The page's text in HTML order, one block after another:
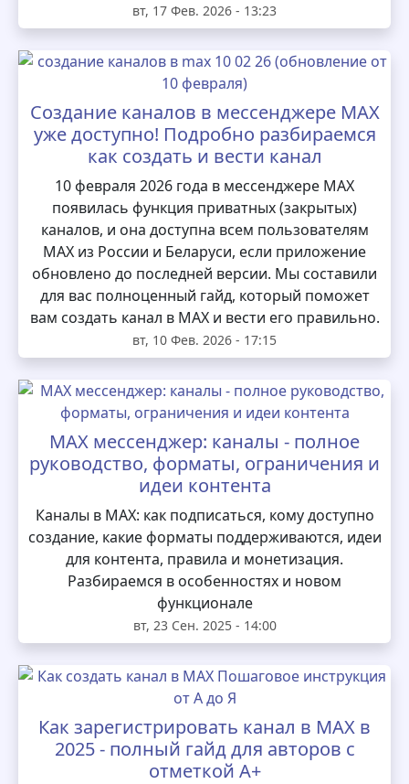
вт, 17 Фев. 2026 - 13:23
Создание каналов в мессенджере MAX
уже доступно! Подробно разбираемся
как создать и вести канал
10 февраля 2026 года в мессенджере MAX
появилась функция приватных (закрытых)
каналов, и она доступна всем пользователям
MAX из России и Беларуси, если приложение
обновлено до последней версии. Мы составили
для вас полноценный гайд, который поможет
вам создать канал в MAX и вести его правильно.
вт, 10 Фев. 2026 - 17:15
MAX мессенджер: каналы - полное
руководство, форматы, ограничения и
идеи контента
Каналы в MAX: как подписаться, кому доступно
создание, какие форматы поддерживаются, идеи
для контента, правила и монетизация.
Разбираемся в особенностях и новом
функционале
вт, 23 Сен. 2025 - 14:00
Как зарегистрировать канал в MAX в
2025 - полный гайд для авторов с
отметкой А+